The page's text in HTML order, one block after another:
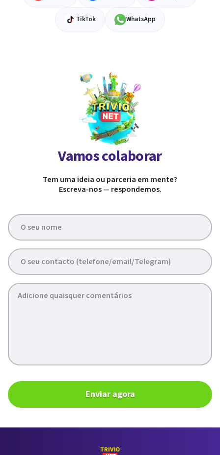
TikTok WhatsApp
Vamos colaborar
Tem uma ideia ou parceria em mente?
Escreva-nos — respondemos.
Enviar agora